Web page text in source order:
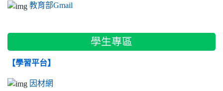
教育部Gmail
學生專區
【學習平台】
因材網